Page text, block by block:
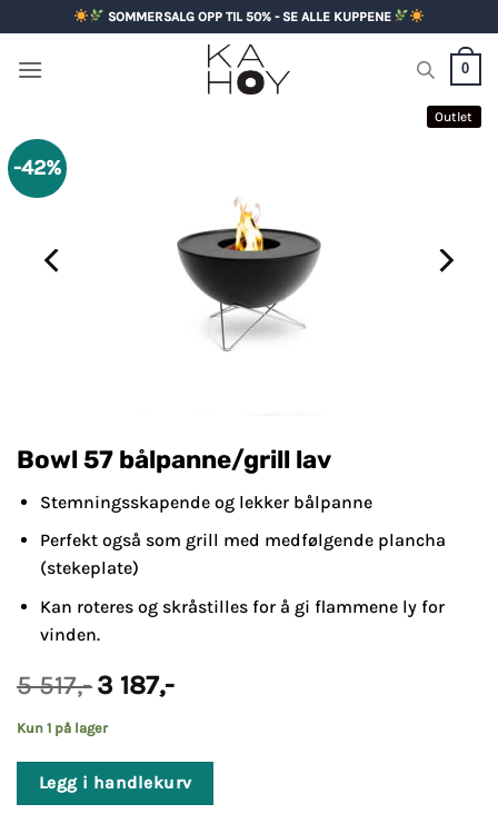
to
content
SOMMERSALG OPP TIL 50% - SE ALLE KUPPENE
0
-42%
Outlet
Bowl 57 bålpanne/grill lav
Stemningsskapende og lekker bålpanne
Perfekt også som grill med medfølgende plancha
(stekeplate)
Kan roteres og skråstilles for å gi flammene ly for
vinden.
5 517,- Opprinnelig
pris
5
3 187,-Nåværende
Kun 1 på lager
Legg i handlekurv